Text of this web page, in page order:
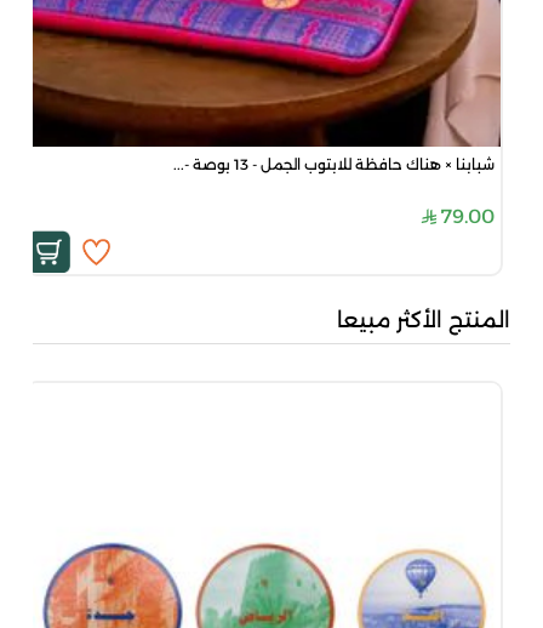
شبابنا × هناك حافظة للابتوب الجمل - 13 بوصة -...
79.00
المنتج الأكثر مبيعا